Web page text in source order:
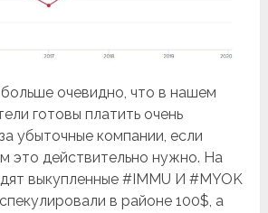
очевидно, что в нашем
готовы платить очень
убыточные компании, если
это действительно нужно. На
выкупленные #IMMU И #MYOK
в районе 100$, а